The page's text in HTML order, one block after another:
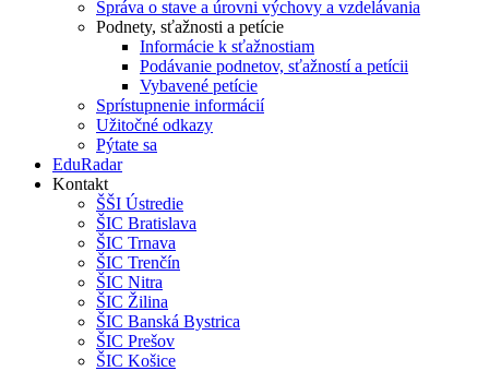
Správa o stave a úrovni výchovy a vzdelávania
Podnety, sťažnosti a petície
Informácie k sťažnostiam
Podávanie podnetov, sťažností a petícii
Vybavené petície
Sprístupnenie informácií
Užitočné odkazy
Pýtate sa
EduRadar
Kontakt
ŠŠI Ústredie
ŠIC Bratislava
ŠIC Trnava
ŠIC Trenčín
ŠIC Nitra
ŠIC Žilina
ŠIC Banská Bystrica
ŠIC Prešov
ŠIC Košice